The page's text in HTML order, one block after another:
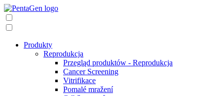
Produkty
Reprodukcja
Przegląd produktów - Reprodukcja
Cancer Screening
Vitrifikace
Pomalé mražení